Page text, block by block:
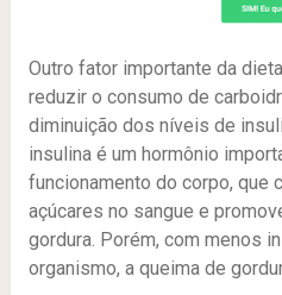
Outro fator importante da
reduzir o consumo de
diminuição dos níveis de
insulina é um hormônio
funcionamento do corpo, que
açúcares no sangue e
gordura. Porém, com menos
organismo, a queima de